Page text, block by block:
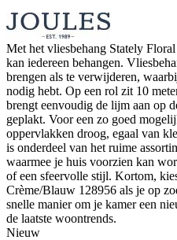
Met het vliesbehang Stately
kan iedereen behangen.
brengen als te verwijderen,
nodig hebt. Op een rol zit 10
brengt eenvoudig de lijm aan op
geplakt. Voor een zo goed
oppervlakken droog, egaal van
is onderdeel van het ruime
waarmee je huis voorzien kan
of een sfeervolle stijl. Kortom,
Crème/Blauw 128956 als je op
snelle manier om je kamer een
de laatste woontrends.
Nieuw